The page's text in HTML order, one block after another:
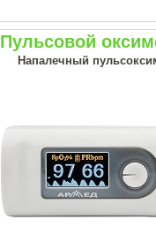
Пульсовой
Напалечный